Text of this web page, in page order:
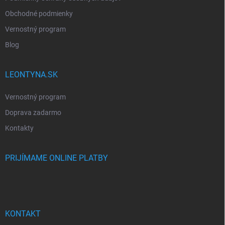
Obchodné podmienky
Vernostný program
Blog
LEONTYNA.SK
Vernostný program
Doprava zadarmo
Kontakty
PRIJÍMAME ONLINE PLATBY
KONTAKT